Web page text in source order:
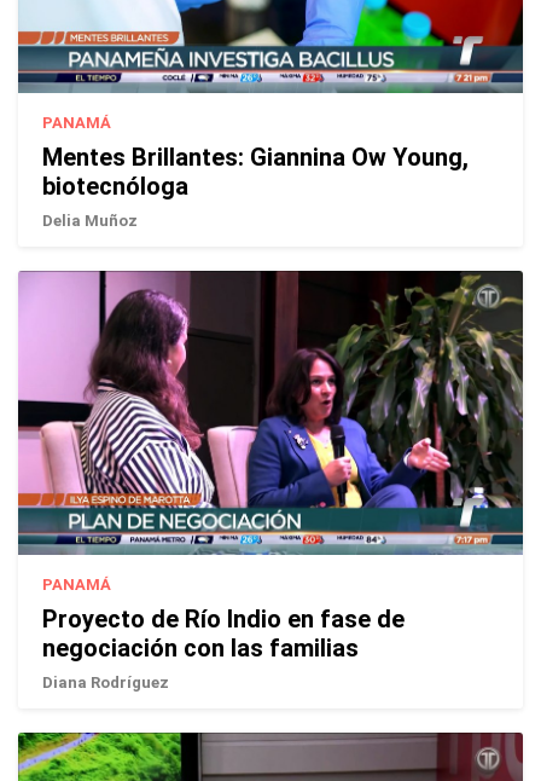
PANAMÁ
Mentes Brillantes: Giannina Ow Young,
biotecnóloga
Delia Muñoz
PANAMÁ
Proyecto de Río Indio en fase de
negociación con las familias
Diana Rodríguez